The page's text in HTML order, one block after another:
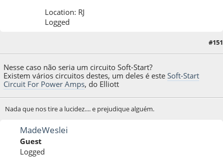
Location: RJ
Logged
#151
Nesse caso não seria um circuito Soft-Start?
Existem vários circuitos destes, um deles é esteSoft-Start
Circuit For Power Amps, do Elliott
Nada que nos tire a lucidez.... e prejudique alguém.
MadeWeslei
Guest
Logged